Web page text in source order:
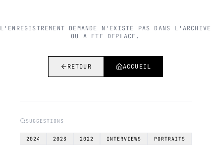
L'ENREGISTREMENT DEMANDE N'EXISTE PAS DANS L'ARCHIVE
OU A ETE DEPLACE.
RETOUR ACCUEIL
SUGGESTIONS
2024 2023 2022 INTERVIEWS PORTRAITS